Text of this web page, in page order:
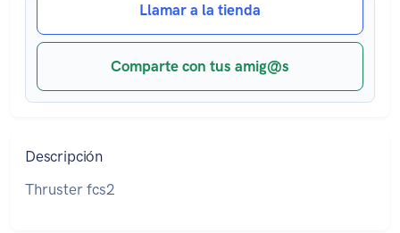
Llamar a la tienda
Comparte con tus amig@s
Descripción
Thruster fcs2